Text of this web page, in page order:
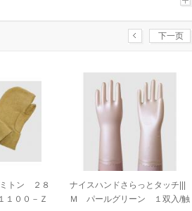
下一页
トン ２８
１００－Ｚ
ナイスハンドさらっとタッチ|||
Ｍ パールグリーン １双入/触